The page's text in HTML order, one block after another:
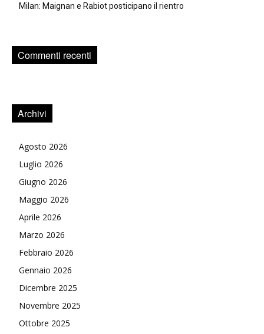
Milan: Maignan e Rabiot posticipano il rientro
Commenti recenti
Archivi
Agosto 2026
Luglio 2026
Giugno 2026
Maggio 2026
Aprile 2026
Marzo 2026
Febbraio 2026
Gennaio 2026
Dicembre 2025
Novembre 2025
Ottobre 2025